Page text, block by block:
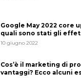
Google May 2022 core
quali sono stati gli
10 giugno 2022
Cos’è il marketing di
vantaggi? Ecco alcuni